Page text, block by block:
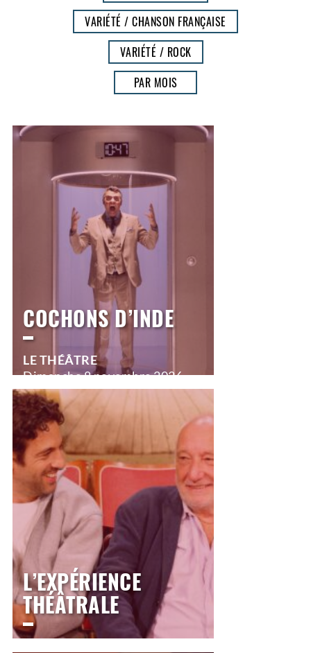
VARIÉTÉ / CHANSON FRANÇAISE
VARIÉTÉ / ROCK
PAR MOIS
COCHONS D’INDE
LE THÉÂTRE
Dimanche8 novembre 2026
18h00
>Comédie
L’EXPÉRIENCE
THÉÂTRALE